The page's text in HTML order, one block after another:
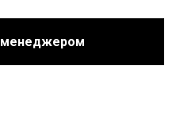
менеджером